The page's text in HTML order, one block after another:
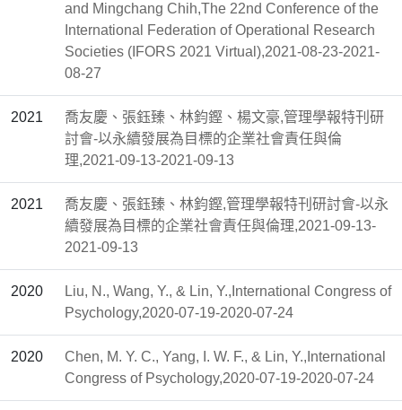
and Mingchang Chih,The 22nd Conference of the
International Federation of Operational Research
Societies (IFORS 2021 Virtual),2021-08-23-2021-
08-27
2021
喬友慶、張鈺臻、林鈞鏗、楊文豪,管理學報特刊研
討會-以永續發展為目標的企業社會責任與倫
理,2021-09-13-2021-09-13
2021
喬友慶、張鈺臻、林鈞鏗,管理學報特刊研討會-以永
續發展為目標的企業社會責任與倫理,2021-09-13-
2021-09-13
2020
Liu, N., Wang, Y., & Lin, Y.,International Congress of
Psychology,2020-07-19-2020-07-24
2020
Chen, M. Y. C., Yang, I. W. F., & Lin, Y.,International
Congress of Psychology,2020-07-19-2020-07-24